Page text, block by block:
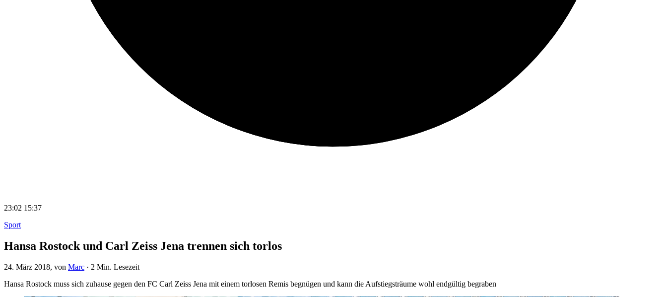
23:02 15:37
Sport
Hansa Rostock und Carl Zeiss Jena trennen sich torlos
24. März 2018, von Marc · 2 Min. Lesezeit
Hansa Rostock muss sich zuhause gegen den FC Carl Zeiss Jena mit einem torlosen Remis begnügen und kann die Aufstiegsträume wohl endgültig begraben